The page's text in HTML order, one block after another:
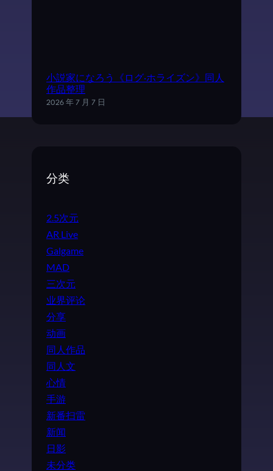
小説家になろう《ログ·ホライズン》同人
作品整理
2026 年 7 月 7 日
分类
2.5次元
AR Live
Galgame
MAD
三次元
业界评论
分享
动画
同人作品
同人文
心情
手游
新番扫雷
新闻
日影
未分类